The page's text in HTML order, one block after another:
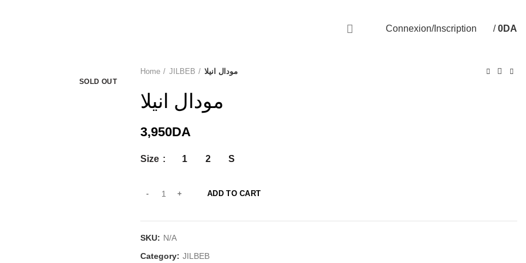
Connexion/Inscription / 0DA
SOLD OUT
Home
JILBEB مودال انيلا
مودال انيلا
3,950DA
Size 1 2 S
ADD TO CART
SKU: N/A
Category: JILBEB